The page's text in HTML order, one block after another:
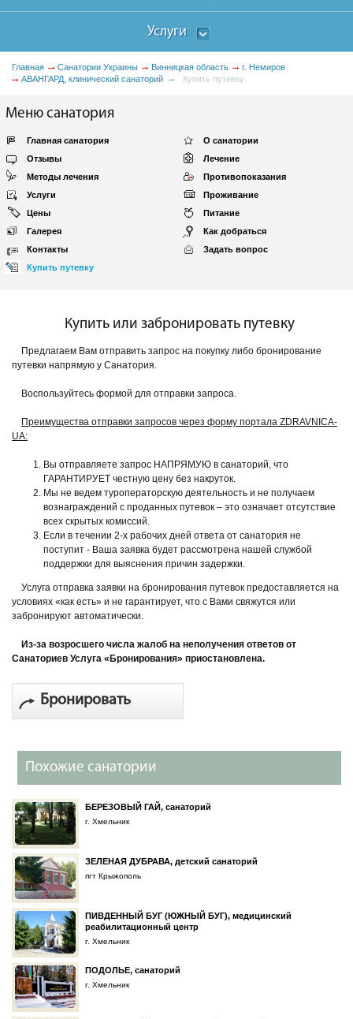
Услуги
Главная Санатории Украины Винницкая область
г. Немиров
АВАНГАРД, клинический санаторий
Купить путевку
Меню санатория
Главная санатория
О санатории
Отзывы
Лечение
Методы лечения
Противопоказания
Услуги
Проживание
Цены
Питание
Галерея
Как добраться
Контакты
Задать вопрос
Купить путевку
Купить или забронировать путевку
Предлагаем Вам отправить запрос на покупку либо бронирование
путевки напрямую у Санатория.
Воспользуйтесь формой для отправки запроса.
Преимущества отправки запросов через форму портала ZDRAVNICA-
UA:
Вы отправляете запрос НАПРЯМУЮ в санаторий, что
ГАРАНТИРУЕТ честную цену без накруток.
Мы не ведем туроператорскую деятельность и не получаем
вознаграждений с проданных путевок – это означает отсутствие
всех скрытых комиссий.
Если в течении 2-х рабочих дней ответа от санатория не
поступит - Ваша заявка будет рассмотрена нашей службой
поддержки для выяснения причин задержки.
Услуга отправка заявки на бронирования путевок предоставляется на
условиях «как есть» и не гарантирует, что с Вами свяжутся или
забронируют автоматически.
Из-за возросшего числа жалоб на неполучения ответов от
Санаториев Услуга «Бронирования» приостановлена.
Бронировать
Похожие санатории
БЕРЕЗОВЫЙ ГАЙ, санаторий
г. Хмельник
ЗЕЛЕНАЯ ДУБРАВА, детский санаторий
пгт Крыжополь
ПИВДЕННЫЙ БУГ (ЮЖНЫЙ БУГ), медицинский
реабилитационный центр
г. Хмельник
ПОДОЛЬЕ, санаторий
г. Хмельник